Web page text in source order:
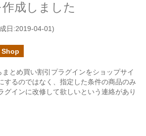
成しました
日:2019-04-01)
Shop
とめ買い割引プラグインをショップサイ
するのではなく、指定した条件の商品のみ
グインに改修して欲しいという連絡があり